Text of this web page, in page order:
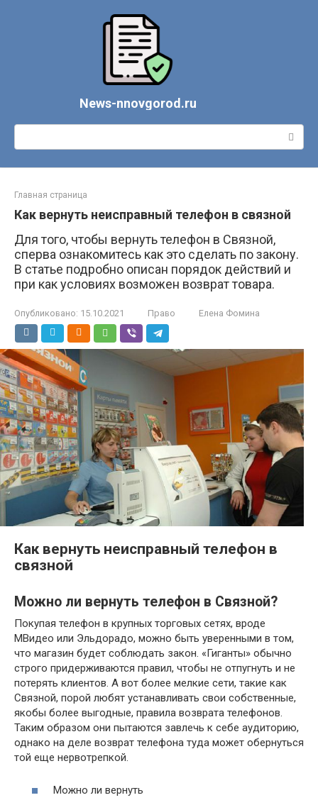
News-nnovgorod.ru
Поиск:
Главная страница
Как вернуть неисправный телефон в связной
Для того, чтобы вернуть телефон в Связной,
сперва ознакомитесь как это сделать по закону.
В статье подробно описан порядок действий и
при как условиях возможен возврат товара.
Опубликовано: 15.10.2021 Право Елена Фомина
Как вернуть неисправный телефон в
связной
Можно ли вернуть телефон в Связной?
Покупая телефон в крупных торговых сетях, вроде
МВидео или Эльдорадо, можно быть уверенными в том,
что магазин будет соблюдать закон. «Гиганты» обычно
строго придерживаются правил, чтобы не отпугнуть и не
потерять клиентов. А вот более мелкие сети, такие как
Связной, порой любят устанавливать свои собственные,
якобы более выгодные, правила возврата телефонов.
Таким образом они пытаются завлечь к себе аудиторию,
однако на деле возврат телефона туда может обернуться
той еще нервотрепкой.
Можно ли вернуть